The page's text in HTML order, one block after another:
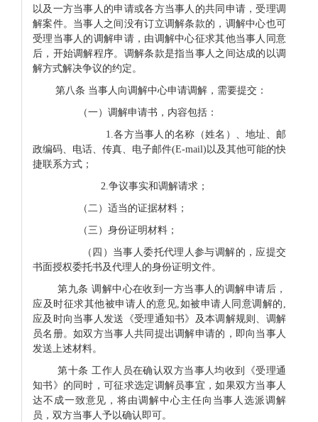
以及一方当事人的申请或各方当事人的共同申请，受理调
解案件。当事人之间没有订立调解条款的，调解中心也可
受理当事人的调解申请，由调解中心征求其他当事人同意
后，开始调解程序。调解条款是指当事人之间达成的以调
解方式解决争议的约定。
第八条 当事人向调解中心申请调解，需要提交：
（一）调解申请书，内容包括：
1.各方当事人的名称（姓名）、地址、邮
政编码、电话、传真、电子邮件(E-mail)以及其他可能的快
捷联系方式；
2.争议事实和调解请求；
（二）适当的证据材料；
（三）身份证明材料；
（四）当事人委托代理人参与调解的，应提交
书面授权委托书及代理人的身份证明文件。
第九条 调解中心在收到一方当事人的调解申请后，
应及时征求其他被申请人的意见,如被申请人同意调解的,
应及时向当事人发送《受理通知书》及本调解规则、调解
员名册。如双方当事人共同提出调解申请的，即向当事人
发送上述材料。
第十条 工作人员在确认双方当事人均收到《受理通
知书》的同时，可征求选定调解员事宜，如果双方当事人
达不成一致意见，将由调解中心主任向当事人选派调解
员，双方当事人予以确认即可。